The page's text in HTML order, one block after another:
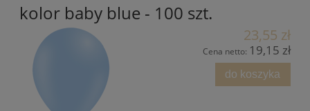
kolor baby blue - 100 szt.
23,55 zł
Cena netto: 19,15 zł
do koszyka